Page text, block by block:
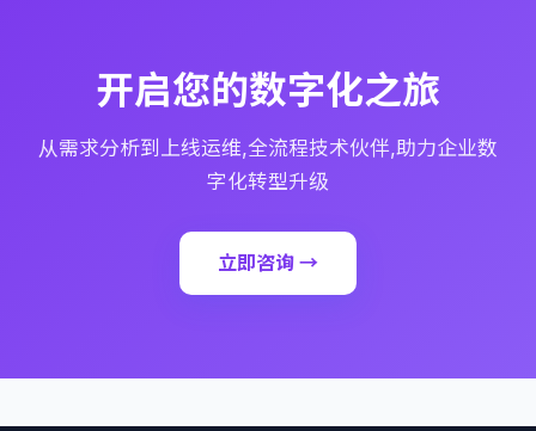
开启您的数字化之旅
从需求分析到上线运维,全流程技术伙伴,助力企业数
字化转型升级
立即咨询 →